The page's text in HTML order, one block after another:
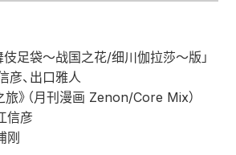
伎足袋～战国之花/细川伽拉莎～版」
彦、出口雅人
旅》（月刊漫画 Zenon/Core Mix）
信彦
刚